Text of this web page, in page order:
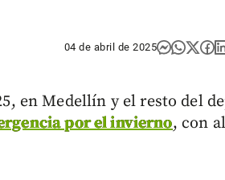
04 de abril de 2025
en Medellín y el resto del
por el invierno, con